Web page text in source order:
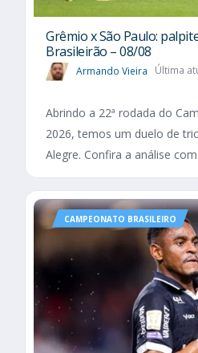
Grêmio x São Paulo:
Brasileirão – 08/08
Armando Vieira Última
Abrindo a 22ª rodada do
2026, temos um duelo de
Alegre. Confira a análise
CAMPEONATO BRASILEIRO